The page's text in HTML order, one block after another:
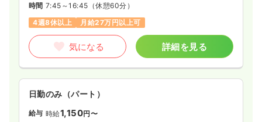
時間 7:45～16:45 （休憩60分）
4週8休以上
月給27万円以上可
気になる 詳細を見る
日勤のみ（パート）
給与 時給1,150円〜